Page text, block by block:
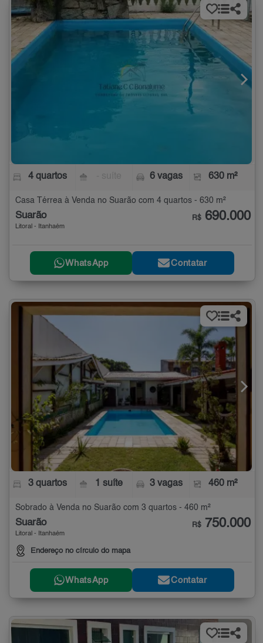
4 quartos 6 vagas 630 m²
Casa Térrea à Venda no Suarão com 4 quartos - 630 m²
Suarão
Litoral - Itanhaém
R$ 690.000
WhatsApp Contatar
3 quartos 1 suíte 3 vagas 460 m²
Sobrado à Venda no Suarão com 3 quartos - 460 m²
Suarão
Litoral - Itanhaém
Endereço no círculo do mapa
R$ 750.000
WhatsApp Contatar